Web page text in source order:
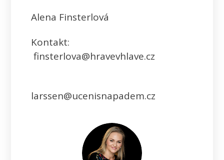
Alena Finsterlová
Kontakt:
finsterlova@hravevhlave.cz
larssen@ucenisnapadem.cz